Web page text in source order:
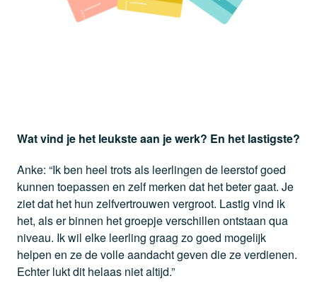
Wat vind je het leukste aan je werk? En het lastigste?
Anke: “Ik ben heel trots als leerlingen de leerstof goed
kunnen toepassen en zelf merken dat het beter gaat. Je
ziet dat het hun zelfvertrouwen vergroot. Lastig vind ik
het, als er binnen het groepje verschillen ontstaan qua
niveau. Ik wil elke leerling graag zo goed mogelijk
helpen en ze de volle aandacht geven die ze verdienen.
Echter lukt dit helaas niet altijd.”